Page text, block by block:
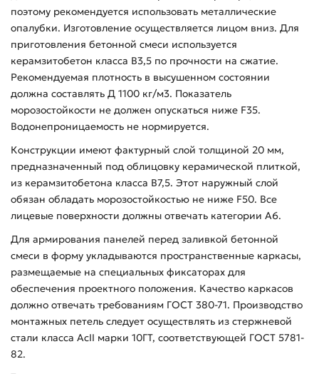
поэтому рекомендуется использовать металлические
опалубки. Изготовление осуществляется лицом вниз. Для
приготовления бетонной смеси используется
керамзитобетон класса В3,5 по прочности на сжатие.
Рекомендуемая плотность в высушенном состоянии
должна составлять Д 1100 кг/м3. Показатель
морозостойкости не должен опускаться ниже F35.
Водонепроницаемость не нормируется.
Конструкции имеют фактурный слой толщиной 20 мм,
предназначенный под облицовку керамической плиткой,
из керамзитобетона класса В7,5. Этот наружный слой
обязан обладать морозостойкостью не ниже F50. Все
лицевые поверхности должны отвечать категории А6.
Для армирования панелей перед заливкой бетонной
смеси в форму укладываются пространственные каркасы,
размещаемые на специальных фиксаторах для
обеспечения проектного положения. Качество каркасов
должно отвечать требованиям ГОСТ 380-71. Производство
монтажных петель следует осуществлять из стержневой
стали класса AcII марки 10ГТ, соответствующей ГОСТ 5781-
82.